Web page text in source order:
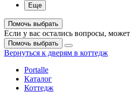
Еще
Помочь выбрать
Если у вас остались вопросы,
Помочь выбрать
Вернуться к дверям в коттедж
Portalle
Каталог
Коттедж